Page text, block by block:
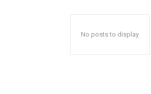
No posts to display